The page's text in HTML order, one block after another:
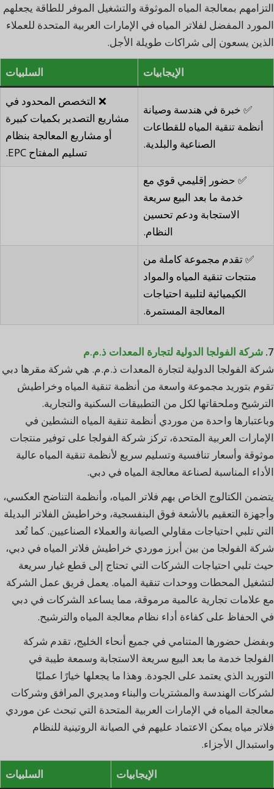
التزامهم بمعالجة المياه الموثوقة والتشغيل الموفر للطاقة يجعلهم
المورد المفضل لفلاتر المياه في الإمارات العربية المتحدة للعملاء
الذين يسعون إلى شراكات طويلة الأجل.
الإيجابيات السلبيات
✅ خبرة في هندسة وصيانة
أنظمة تنقية المياه للقطاعات
الصناعية والبلدية.
❌ التخصص المحدود في
مشاريع التصدير بكميات كبيرة
أو مشاريع المعالجة بنظام
تسليم المفتاح EPC.
✅ حضور إقليمي قوي مع
خدمة ما بعد البيع سريعة
الاستجابة ودعم تحسين
النظام.
✅ تقدم مجموعة كاملة من
منتجات تنقية المياه والمواد
الكيميائية لتلبية احتياجات
المعالجة المستمرة.
7. شركة الفولجا الدولية لتجارة المعدات ذ.م.م
شركة الفولجا الدولية لتجارة المعدات ذ.م.م. هي شركة مقرها دبي
تقوم بتوريد مجموعة واسعة من أنظمة تنقية المياه وخراطيش
الترشيح وملحقاتها لكل من التطبيقات السكنية والتجارية.
وباعتبارها واحدة من موردي أنظمة تنقية المياه النشطين في
الإمارات العربية المتحدة، تركز شركة الفولجا على توفير منتجات
موثوقة وأسعار تنافسية وتسليم سريع لأنظمة تنقية المياه عالية
الأداء المناسبة لصناعة معالجة المياه في دبي.
يتضمن الكتالوج الخاص بهم فلاتر المياه، وأنظمة التناضح العكسي،
وأجهزة التعقيم بالأشعة فوق البنفسجية، وخراطيش الفلاتر البديلة
التي تلبي احتياجات مقاولي الصيانة والعملاء الصناعيين. كما تُعد
شركة الفولجا من بين أبرز موردي خراطيش فلاتر المياه في دبي،
حيث تلبي احتياجات الشركات التي تحتاج إلى قطع غيار سريعة
لتشغيل المحطات ووحدات تنقية المياه. يعمل فريق عمل الشركة
مع علامات تجارية عالمية مرموقة، مما يساعد الشركات في دبي
في الحفاظ على كفاءة أداء نظام معالجة المياه والترشيح.
وبفضل حضورها المتنامي في جميع أنحاء الخليج، تقدم شركة
الفولجا خدمة ما بعد البيع سريعة الاستجابة وسمعة طيبة في
التوريد الذي يعتمد على الجودة. وهذا ما يجعلها خيارًا عمليًا
لشركات الهندسة والمشتريات والبناء ومديري المرافق وشركات
معالجة المياه في الإمارات العربية المتحدة التي تبحث عن موردي
فلاتر مياه يمكن الاعتماد عليهم في الصيانة الروتينية للنظام
واستبدال الأجزاء.
الإيجابيات السلبيات